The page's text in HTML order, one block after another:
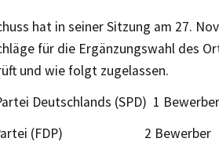
hat in seiner Sitzung am 27.
für die Ergänzungswahl des
und wie folgt zugelassen.
Deutschlands (SPD) 1 Bewerber
Partei (FDP) 2 Bewerber